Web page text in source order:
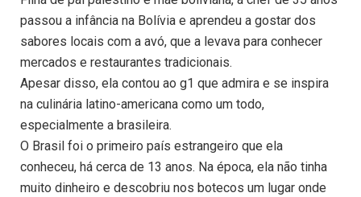
passou a infância na Bolívia e aprendeu a gostar dos
sabores locais com a avó, que a levava para conhecer
mercados e restaurantes tradicionais.
Apesar disso, ela contou ao g1 que admira e se inspira
na culinária latino-americana como um todo,
especialmente a brasileira.
O Brasil foi o primeiro país estrangeiro que ela
conheceu, há cerca de 13 anos. Na época, ela não tinha
muito dinheiro e descobriu nos botecos um lugar onde